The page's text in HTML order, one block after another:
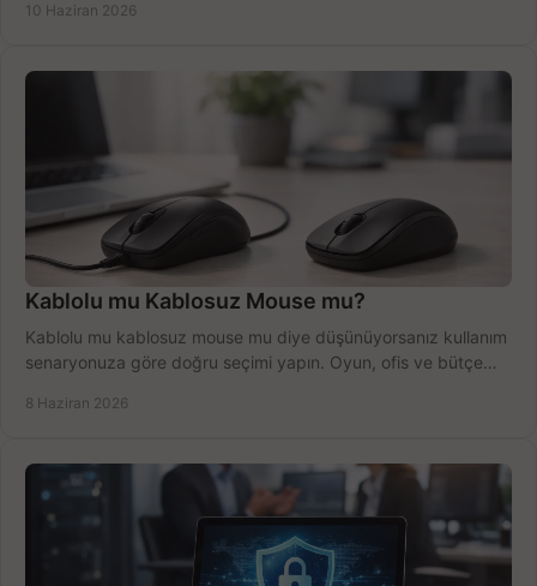
10 Haziran 2026
Kablolu mu Kablosuz Mouse mu?
Kablolu mu kablosuz mouse mu diye düşünüyorsanız kullanım
senaryonuza göre doğru seçimi yapın. Oyun, ofis ve bütçe
8 Haziran 2026